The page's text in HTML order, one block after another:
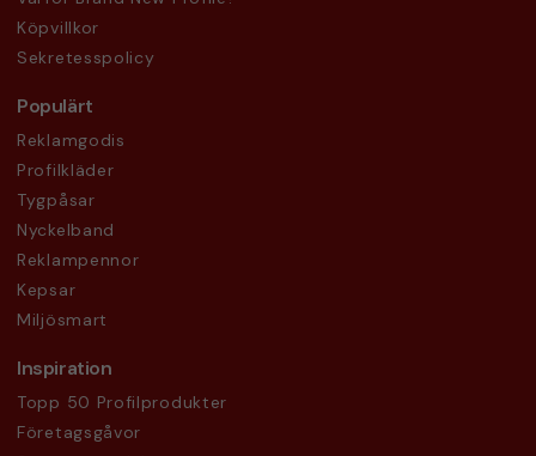
Köpvillkor
Sekretesspolicy
Populärt
Reklamgodis
Profilkläder
Tygpåsar
Nyckelband
Reklampennor
Kepsar
Miljösmart
Inspiration
Topp 50 Profilprodukter
Företagsgåvor